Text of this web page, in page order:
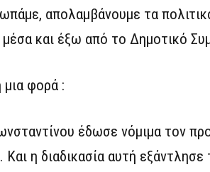
απολαμβάνουμε τα
και έξω από το Δημοτικό
μια φορά :
έδωσε νόμιμα τον
η διαδικασία αυτή